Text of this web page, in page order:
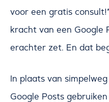
voor een gratis
kracht van een Google
erachter zet. En dat
In plaats van
Google Posts